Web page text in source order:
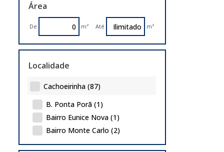
Área
De m² Até m²
Localidade
Cachoeirinha (87)
B. Ponta Porã (1)
Bairro Eunice Nova (1)
Bairro Monte Carlo (2)
Bairro Nova Cachoeirinha (1)